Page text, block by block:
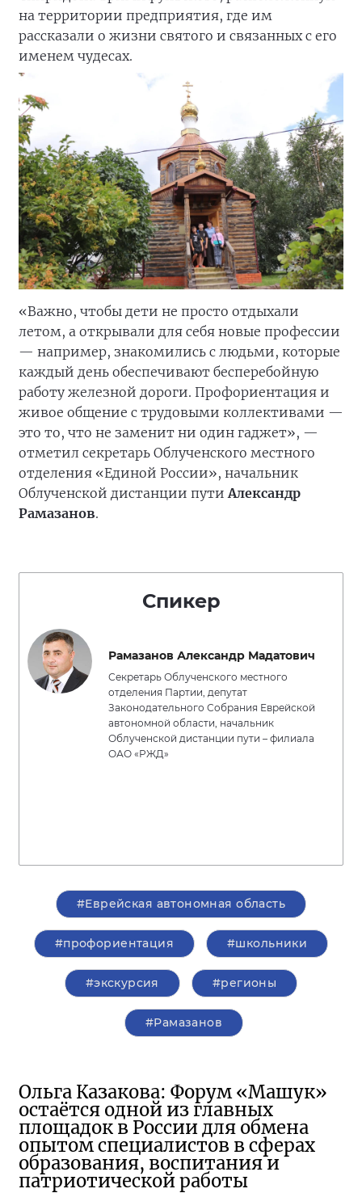
на территории предприятия, где им
рассказали о жизни святого и связанных с его
именем чудесах.
«Важно, чтобы дети не просто отдыхали
летом, а открывали для себя новые профессии
— например, знакомились с людьми, которые
каждый день обеспечивают бесперебойную
работу железной дороги. Профориентация и
живое общение с трудовыми коллективами —
это то, что не заменит ни один гаджет», —
отметил секретарь Облученского местного
отделения «Единой России», начальник
Облученской дистанции путиАлександр
Рамазанов.
Спикер
Рамазанов Александр Мадатович
Секретарь Облученского местного
отделения Партии, депутат
Законодательного Собрания Еврейской
автономной области, начальник
Облученской дистанции пути – филиала
ОАО «РЖД»
#Еврейская автономная область
#профориентация #школьники
#экскурсия #регионы
#Рамазанов
Ольга Казакова: Форум «Машук»
остаётся одной из главных
площадок в России для обмена
опытом специалистов в сферах
образования, воспитания и
патриотической работы